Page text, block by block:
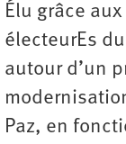
Élu grâce
électeurEs
autour d’un
Paz, en